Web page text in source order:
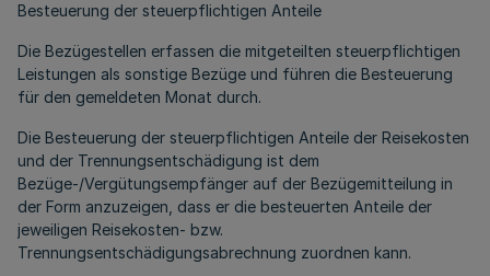
Besteuerung der steuerpflichtigen Anteile
Die Bezügestellen erfassen die mitgeteilten steuerpflichtigen
Leistungen als sonstige Bezüge und führen die Besteuerung
für den gemeldeten Monat durch.
Die Besteuerung der steuerpflichtigen Anteile der Reisekosten
und der Trennungsentschädigung ist dem
Bezüge-/Vergütungsempfänger auf der Bezügemitteilung in
der Form anzuzeigen, dass er die besteuerten Anteile der
jeweiligen Reisekosten- bzw.
Trennungsentschädigungsabrechnung zuordnen kann.